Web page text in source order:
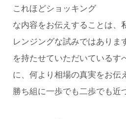
これほどショッキング
な内容をお伝えすることは、
レンジングな試みではありま
を持たせていただいているす
に、何より相場の真実をお伝
勝ち組に一歩でも二歩でも近